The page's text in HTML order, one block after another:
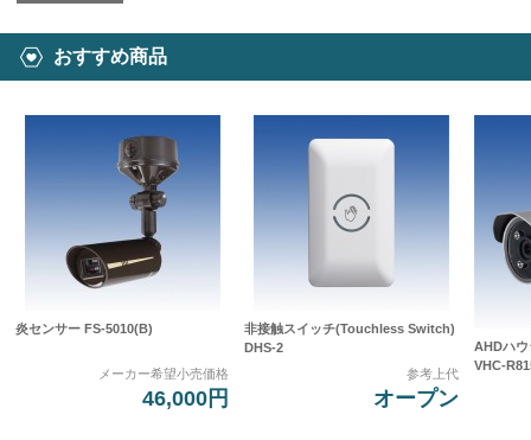
おすすめ商品
炎センサー FS-5010(B)
メーカー希望小売価格
46,000円
非接触スイッチ(Touchless Switch)
DHS-2
参考上代
オープン
AHDハウ
VHC-